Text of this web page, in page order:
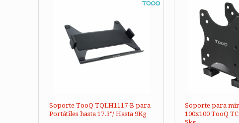
Soporte TooQ TQLH1117-B para
Portátiles hasta 17.3"/ Hasta 9Kg
Soporte para
100x100 TooQ